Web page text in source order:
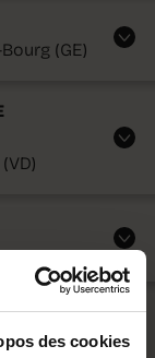
des cookies
(GE)